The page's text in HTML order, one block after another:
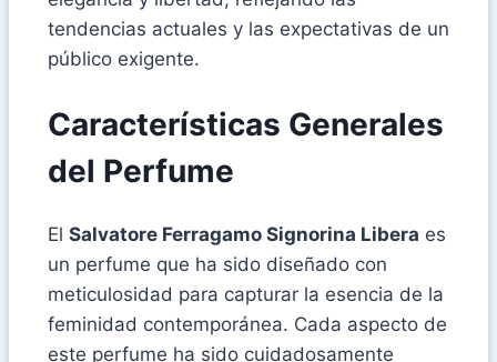
tendencias actuales y las expectativas de un
público exigente.
Características Generales
del Perfume
El Salvatore Ferragamo Signorina Libera es
un perfume que ha sido diseñado con
meticulosidad para capturar la esencia de la
feminidad contemporánea. Cada aspecto de
este perfume ha sido cuidadosamente